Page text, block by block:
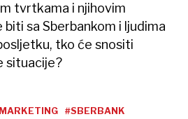
tvrtkama i njihovim
sa Sberbankom i ljudima
tko će snositi
situacije?
#SBERBANK